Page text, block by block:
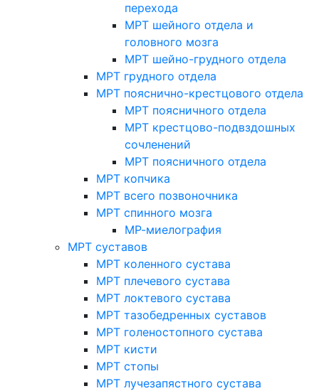
перехода
МРТ шейного отдела и
головного мозга
МРТ шейно-грудного отдела
МРТ грудного отдела
МРТ пояснично-крестцового отдела
МРТ поясничного отдела
МРТ крестцово-подвздошных
сочленений
МРТ поясничного отдела
МРТ копчика
МРТ всего позвоночника
МРТ спинного мозга
МР-миелография
МРТ суставов
МРТ коленного сустава
МРТ плечевого сустава
МРТ локтевого сустава
МРТ тазобедренных суставов
МРТ голеностопного сустава
МРТ кисти
МРТ стопы
МРТ лучезапястного сустава